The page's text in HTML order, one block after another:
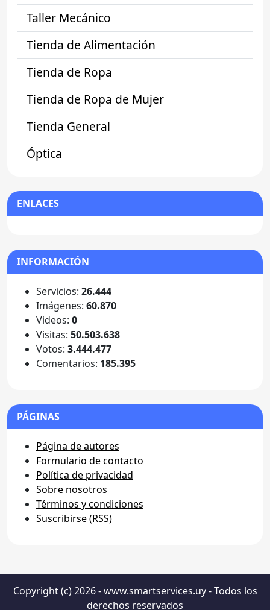
Taller Mecánico
Tienda de Alimentación
Tienda de Ropa
Tienda de Ropa de Mujer
Tienda General
Óptica
ENLACES
INFORMACIÓN
Servicios: 26.444
Imágenes: 60.870
Videos: 0
Visitas: 50.503.638
Votos: 3.444.477
Comentarios: 185.395
PÁGINAS
Página de autores
Formulario de contacto
Política de privacidad
Sobre nosotros
Términos y condiciones
Suscribirse (RSS)
Copyright (c) 2026 - www.smartservices.uy - Todos los
derechos reservados